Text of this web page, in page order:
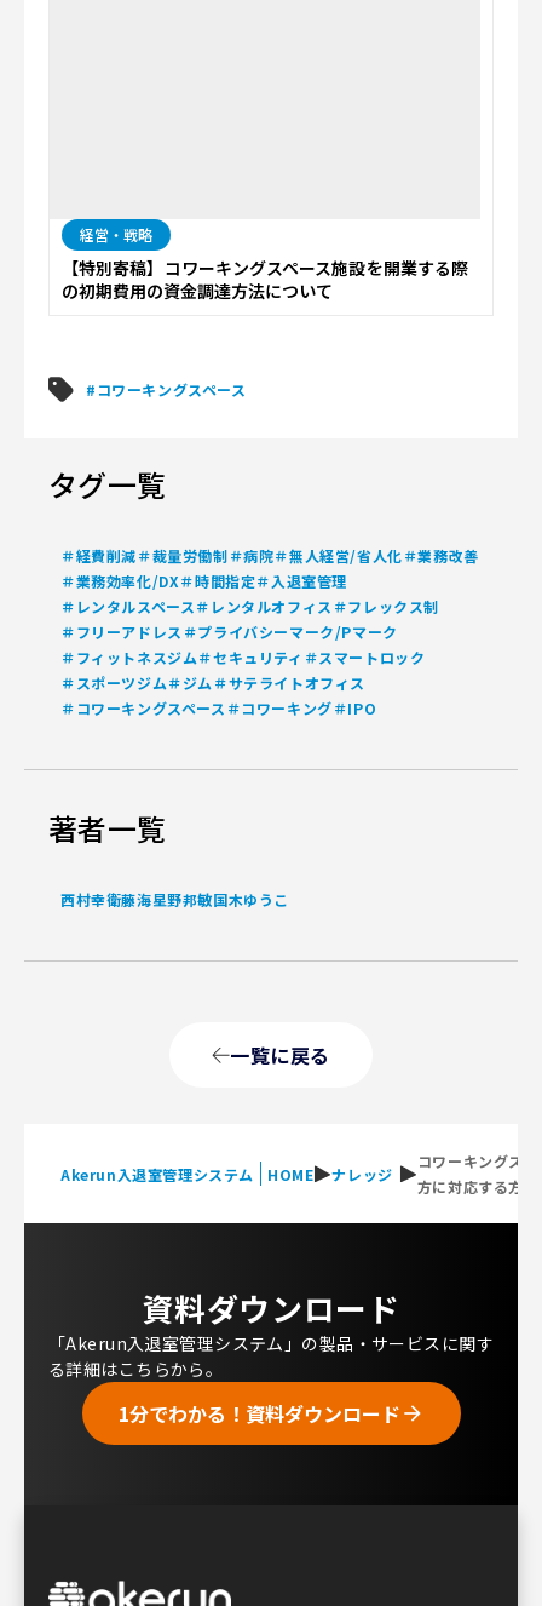
経営・戦略
【特別寄稿】コワーキングスペース施設を開業する際
の初期費用の資金調達方法について
#コワーキングスペース
タグ一覧
＃経費削減＃裁量労働制＃病院＃無人経営/省人化＃業務改善
＃業務効率化/DX＃時間指定＃入退室管理
＃レンタルスペース＃レンタルオフィス ＃フレックス制
＃フリーアドレス ＃プライバシーマーク/Pマーク
＃フィットネスジム＃セキュリティ ＃スマートロック
＃スポーツジム＃ジム ＃サテライトオフィス
＃コワーキングスペース ＃コワーキング＃IPO
著者一覧
西村幸衛藤海星野邦敏国木ゆうこ
一覧に戻る
Akerun入退室管理システム HOME ナレッジ
コワーキングス
方に対応する方法
資料ダウンロード
「Akerun入退室管理システム」の製品・サービスに関す
る詳細はこちらから。
1分でわかる！資料ダウンロード arrow_forward